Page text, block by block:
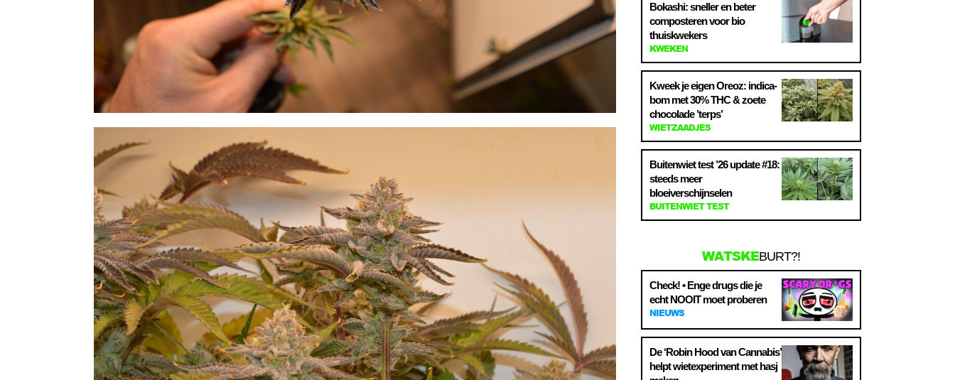
Bokashi: sneller en beter
composteren voor bio
thuiskwekers
KWEKEN
Kweek je eigen Oreoz: indica-
bom met 30% THC & zoete
chocolade ’terps’
WIETZAADJES
Buitenwiet test ’26 update #18:
steeds meer
bloeiverschijnselen
BUITENWIET TEST
WATSKEBURT?!
Check! • Enge drugs die je
echt NOOIT moet proberen
NIEUWS
De ‘Robin Hood van Cannabis’
helpt wietexperiment met hasj